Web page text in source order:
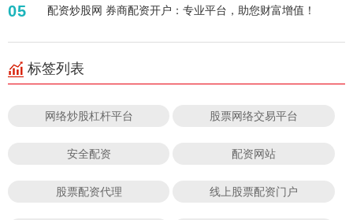
05 配资炒股网 券商配资开户：专业平台，助您财富增值！
标签列表
网络炒股杠杆平台 股票网络交易平台
安全配资 配资网站
股票配资代理 线上股票配资门户